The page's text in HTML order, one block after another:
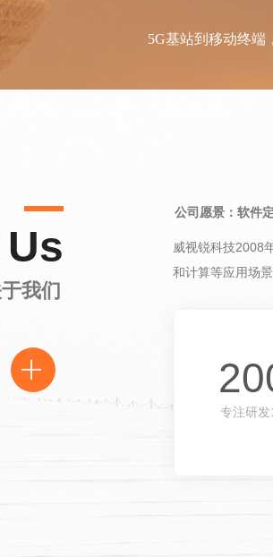
我们
ꄶ
威视锐科技2008
和计算等应用场
专注研
公司愿景：软件
5G基站到移动终端